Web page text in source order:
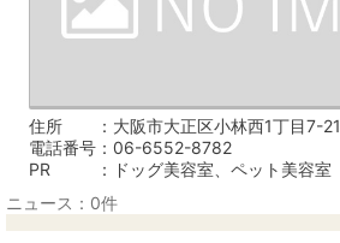
住所
大阪市大正区小林西1丁目7-21
電話番号
06-6552-8782
PR
ドッグ美容室、ペット美容室
ニュース：0件